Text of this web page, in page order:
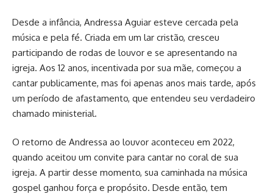
Desde a infância, Andressa Aguiar esteve cercada pela
música e pela fé. Criada em um lar cristão, cresceu
participando de rodas de louvor e se apresentando na
igreja. Aos 12 anos, incentivada por sua mãe, começou a
cantar publicamente, mas foi apenas anos mais tarde, após
um período de afastamento, que entendeu seu verdadeiro
chamado ministerial.
O retorno de Andressa ao louvor aconteceu em 2022,
quando aceitou um convite para cantar no coral de sua
igreja. A partir desse momento, sua caminhada na música
gospel ganhou força e propósito. Desde então, tem